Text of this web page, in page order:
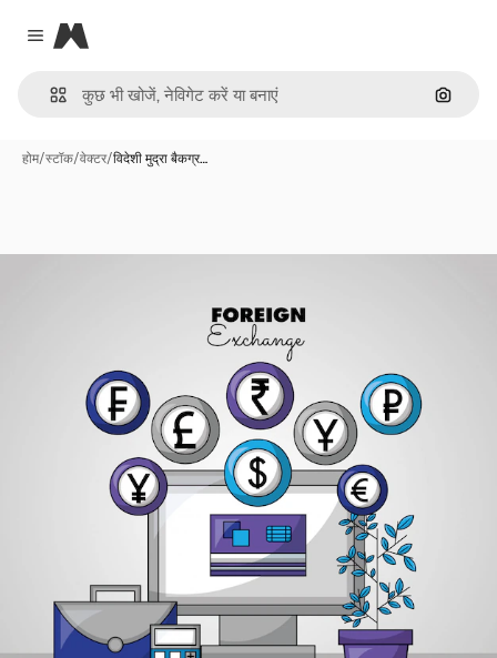
Close menu
Magnific
इमेज से
होम/स्टॉक/वेक्टर/विदेशी मुद्रा बैकग्र…